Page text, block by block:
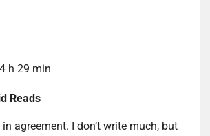
h 29 min
Reads
in agreement. I don’t write much, but